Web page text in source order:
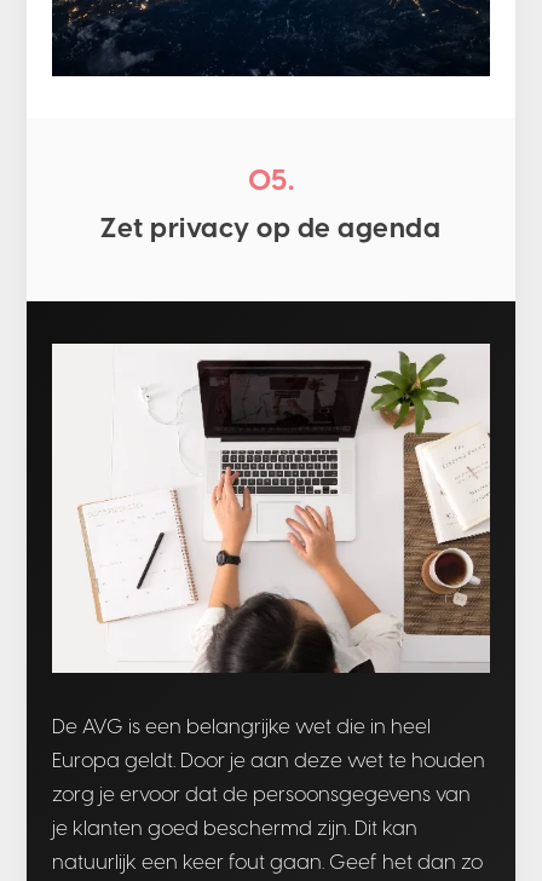
05.
Zet privacy op de agenda
De AVG is een belangrijke wet die in heel
Europa geldt. Door je aan deze wet te houden
zorg je ervoor dat de persoonsgegevens van
je klanten goed beschermd zijn. Dit kan
natuurlijk een keer fout gaan. Geef het dan zo